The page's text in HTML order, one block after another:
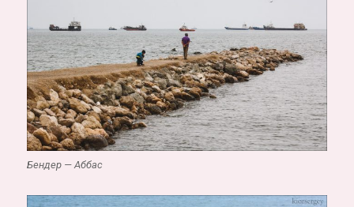
Бендер — Аббас